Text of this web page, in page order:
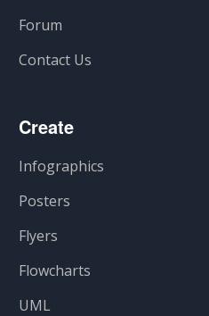
Forum
Contact Us
Create
Infographics
Posters
Flyers
Flowcharts
UML